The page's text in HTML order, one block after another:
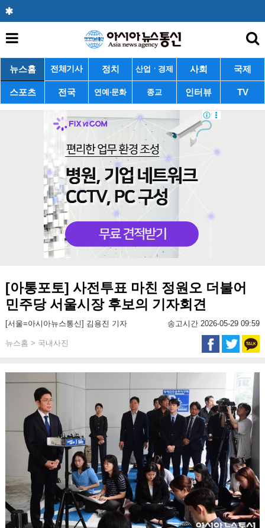
뉴스홈 전체기사 정치 산업ㆍ경제 사회 국제
스포츠 전국 연예·문화 종교 인터뷰 TV
[아통포토] 사전투표 마친 정원오 더불어
민주당 서울시장 후보의 기자회견
[서울=아시아뉴스통신] 김용진 기자 송고시간 2026-05-29 09:59
뉴스홈 > 국내사진